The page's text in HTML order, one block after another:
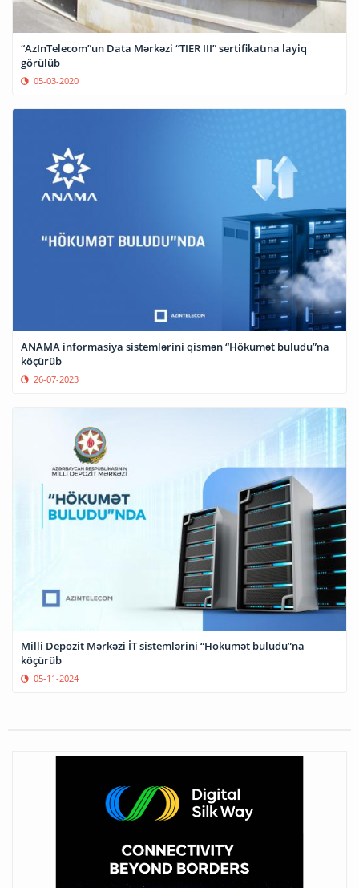
“AzInTelecom”un Data Mərkəzi “TIER III” sertifikatına layiq
görülüb
05-03-2020
ANAMA informasiya sistemlərini qismən “Hökumət buludu”na
köçürüb
26-07-2023
Milli Depozit Mərkəzi İT sistemlərini “Hökumət buludu”na
köçürüb
05-11-2024